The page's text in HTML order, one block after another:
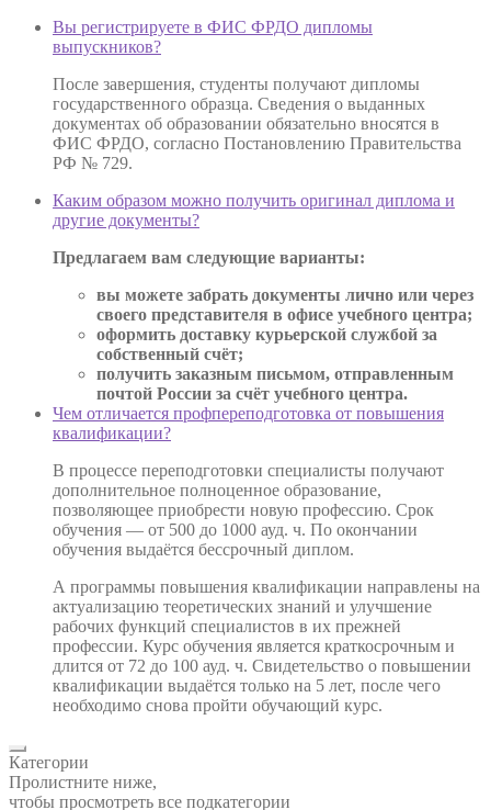
Вы регистрируете в ФИС ФРДО дипломы
выпускников?
После завершения, студенты получают дипломы
государственного образца. Сведения о выданных
документах об образовании обязательно вносятся в
ФИС ФРДО, согласно Постановлению Правительства
РФ № 729.
Каким образом можно получить оригинал диплома и
другие документы?
Предлагаем вам следующие варианты:
вы можете забрать документы лично или через
своего представителя в офисе учебного центра;
оформить доставку курьерской службой за
собственный счёт;
получить заказным письмом, отправленным
почтой России за счёт учебного центра.
Чем отличается профпереподготовка от повышения
квалификации?
В процессе переподготовки специалисты получают
дополнительное полноценное образование,
позволяющее приобрести новую профессию. Срок
обучения — от 500 до 1000 ауд. ч. По окончании
обучения выдаётся бессрочный диплом.
А программы повышения квалификации направлены на
актуализацию теоретических знаний и улучшение
рабочих функций специалистов в их прежней
профессии. Курс обучения является краткосрочным и
длится от 72 до 100 ауд. ч. Свидетельство о повышении
квалификации выдаётся только на 5 лет, после чего
необходимо снова пройти обучающий курс.
Категории
Пролистните ниже,
чтобы просмотреть все подкатегории